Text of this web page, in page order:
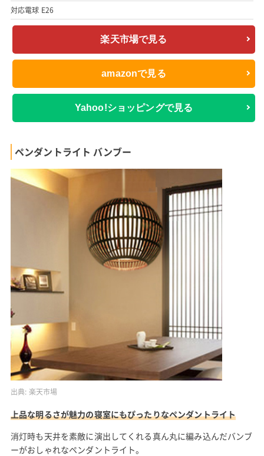
対応電球 E26
楽天市場で見る
amazonで見る
Yahoo!ショッピングで見る
ペンダントライト バンブー
出典: 楽天市場
上品な明るさが魅力の寝室にもぴったりなペンダントライト
消灯時も天井を素敵に演出してくれる真ん丸に編み込んだバンブ
ーがおしゃれなペンダントライト。